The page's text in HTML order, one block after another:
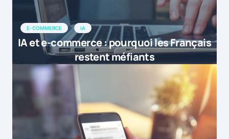
E-COMMERCE IA
IA et e-commerce : pourquoi les Français
restent méfiants